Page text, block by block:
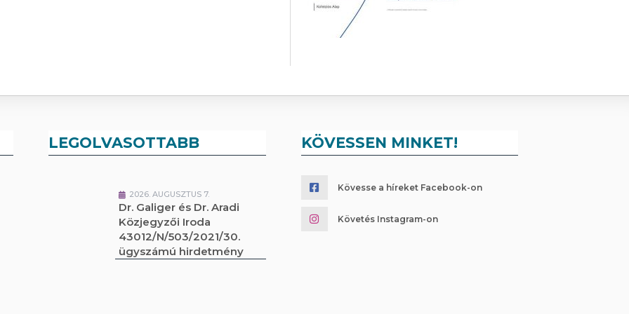
LEGOLVASOTTABB
2026. AUGUSZTUS 7.
Dr. Galiger és Dr. Aradi
Közjegyzői Iroda
43012/N/503/2021/30.
ügyszámú hirdetmény
KÖVESSEN MINKET!
Kövesse a híreket Facebook-on
Követés Instagram-on